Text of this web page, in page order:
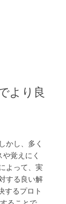
より良
かし、多く
覚えにく
よって、実
する良い解
するプロト